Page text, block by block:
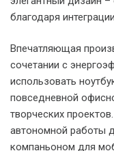
делает его более
сравнению с
AI-
Благодаря мощному
предлагает более
приложениями по
его более